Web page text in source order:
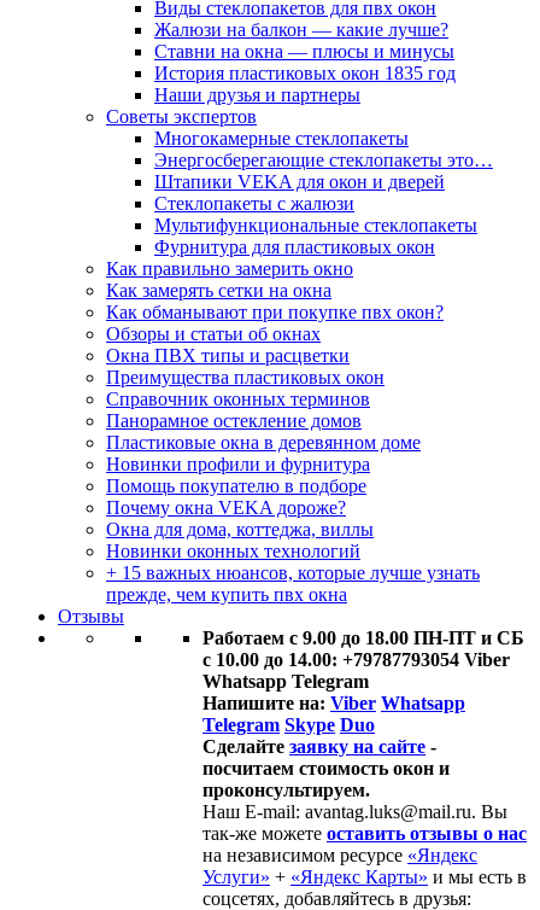
Виды стеклопакетов для пвх окон
Жалюзи на балкон — какие лучше?
Ставни на окна — плюсы и минусы
История пластиковых окон 1835 год
Наши друзья и партнеры
Советы экспертов
Многокамерные стеклопакеты
Энергосберегающие стеклопакеты это…
Штапики VEKA для окон и дверей
Стеклопакеты с жалюзи
Мультифункциональные стеклопакеты
Фурнитура для пластиковых окон
Как правильно замерить окно
Как замерять сетки на окна
Как обманывают при покупке пвх окон?
Обзоры и статьи об окнах
Окна ПВХ типы и расцветки
Преимущества пластиковых окон
Справочник оконных терминов
Панорамное остекление домов
Пластиковые окна в деревянном доме
Новинки профили и фурнитура
Помощь покупателю в подборе
Почему окна VEKA дороже?
Окна для дома, коттеджа, виллы
Новинки оконных технологий
+ 15 важных нюансов, которые лучше узнать
прежде, чем купить пвх окна
Отзывы
Работаем с 9.00 до 18.00 ПН-ПТ и СБ
с 10.00 до 14.00: +79787793054 Viber
Whatsapp Telegram
Напишите на: Viber Whatsapp
Telegram Skype Duo
Сделайте заявку на сайте -
посчитаем стоимость окон и
проконсультируем.
Наш E-mail: avantag.luks@mail.ru. Вы
так-же можете оставить отзывы о нас
на независимом ресурсе «Яндекс
Услуги» + «Яндекс Карты» и мы есть в
соцсетях, добавляйтесь в друзья: